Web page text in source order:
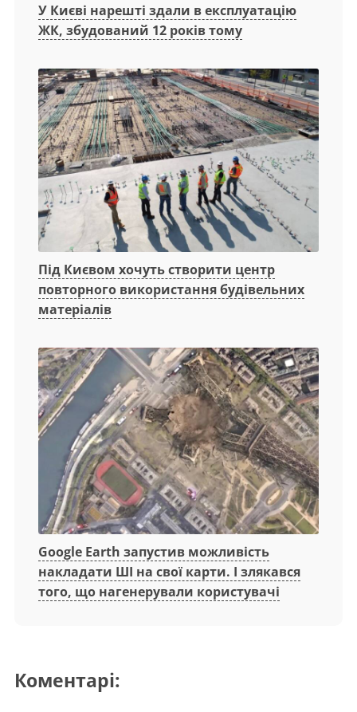
У Києві нарешті здали в експлуатацію
ЖК, збудований 12 років тому
Під Києвом хочуть створити центр
повторного використання будівельних
матеріалів
Google Earth запустив можливість
накладати ШІ на свої карти. І злякався
того, що нагенерували користувачі
Коментарі: